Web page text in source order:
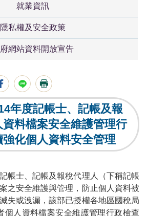
就業資訊
隱私權及安全政策
網站資料開放宣告
年度記帳士、記帳及報
料檔案安全維護管理行
化個人資料安全管理
帳士、記帳及報稅代理人（下稱記帳
之安全維護與管理，防止個人資料被
失或洩漏，該部已授權各地區國稅局
個人資料檔案安全維護管理行政檢查